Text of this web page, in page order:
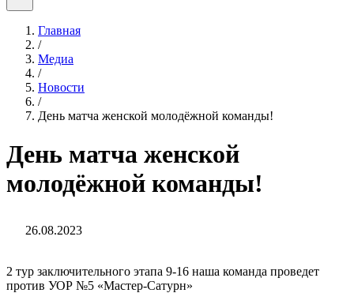
Главная
/
Медиа
/
Новости
/
День матча женской молодёжной команды!
День матча женской
молодёжной команды!
26.08.2023
2 тур заключительного этапа 9-16 наша команда проведет
против УОР №5 «Мастер-Сатурн»